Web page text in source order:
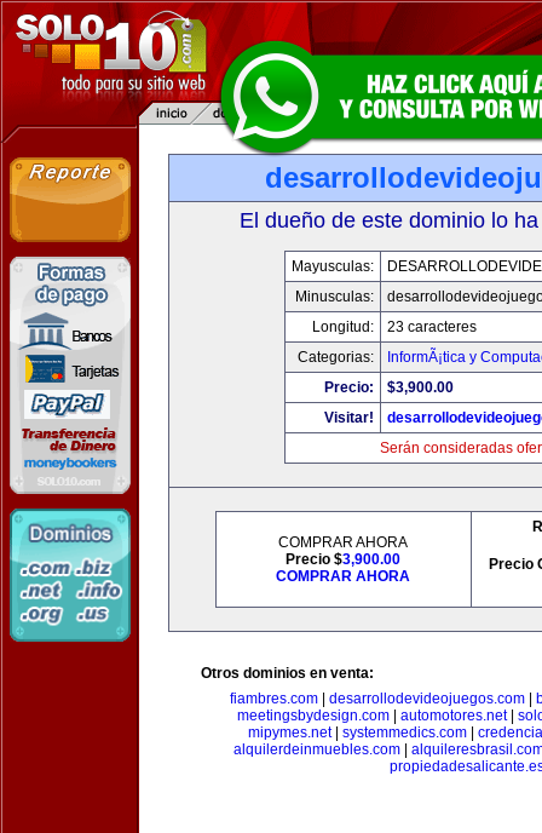
El dueño de este dominio lo
Mayusculas:
Minusculas:
Longitud:
23 caracteres
Categorias:
InformÃ¡tica y
Precio:
$3,900.00
Visitar!
Serán consideradas
COMPRAR AHORA
Precio $3,900.00
COMPRAR AHORA
Precio
Otros dominios en venta:
fiambres.com| desarrollodevideojuegos.com|
meetingsbydesign.com| automotores.net|
mipymes.net| systemmedics.com
alquilerdeinmuebles.com|